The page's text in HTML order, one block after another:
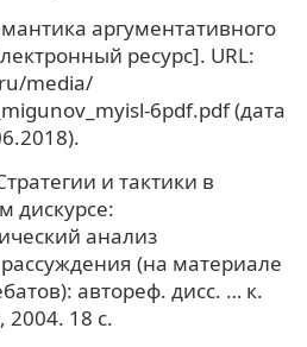
аргументативного
ресурс]. URL:
media/
6pdf.pdf (дата
и тактики в
дискурсе:
анализ
(на материале
автореф. дисс. … к.
2004. 18 с.